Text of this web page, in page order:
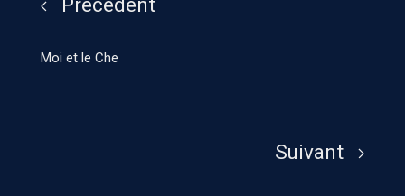
Moi et le Che
Suivant